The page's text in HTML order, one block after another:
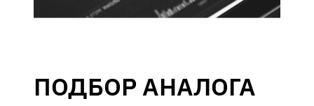
ПОДБОР АНАЛОГА